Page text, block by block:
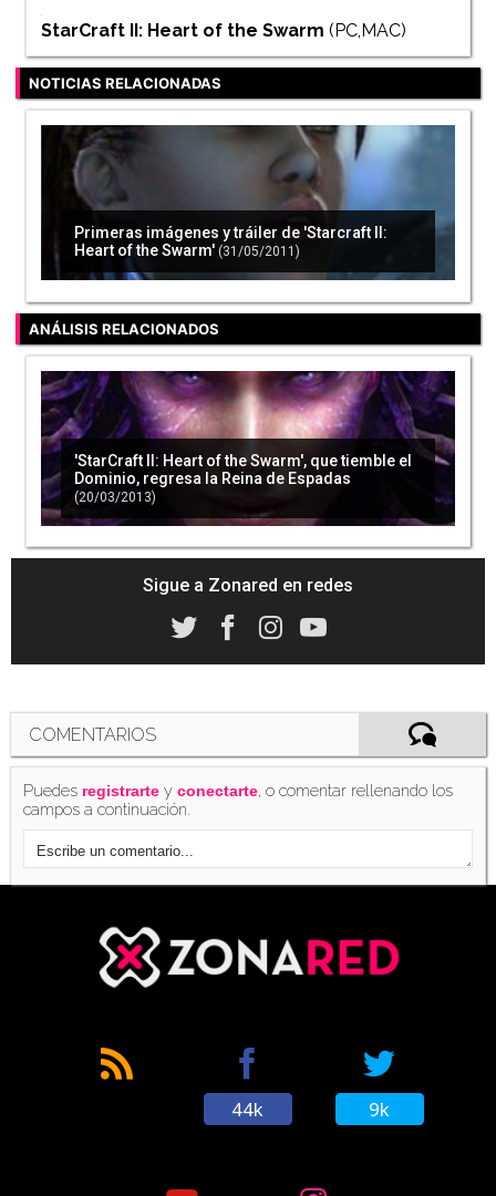
StarCraft II: Heart of the Swarm (PC,MAC)
NOTICIAS RELACIONADAS
Primeras imágenes y tráiler de 'Starcraft II:
Heart of the Swarm' (31/05/2011)
ANÁLISIS RELACIONADOS
'StarCraft II: Heart of the Swarm', que tiemble el
Dominio, regresa la Reina de Espadas
(20/03/2013)
Sigue a Zonared en redes
COMENTARIOS
Puedes registrarte yconectarte, o comentar rellenando los
campos a continuación.
44k 9k